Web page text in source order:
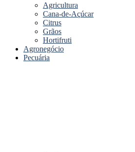
Agricultura
Cana-de-Açúcar
Citrus
Grãos
Hortifruti
Agronegócio
Pecuária